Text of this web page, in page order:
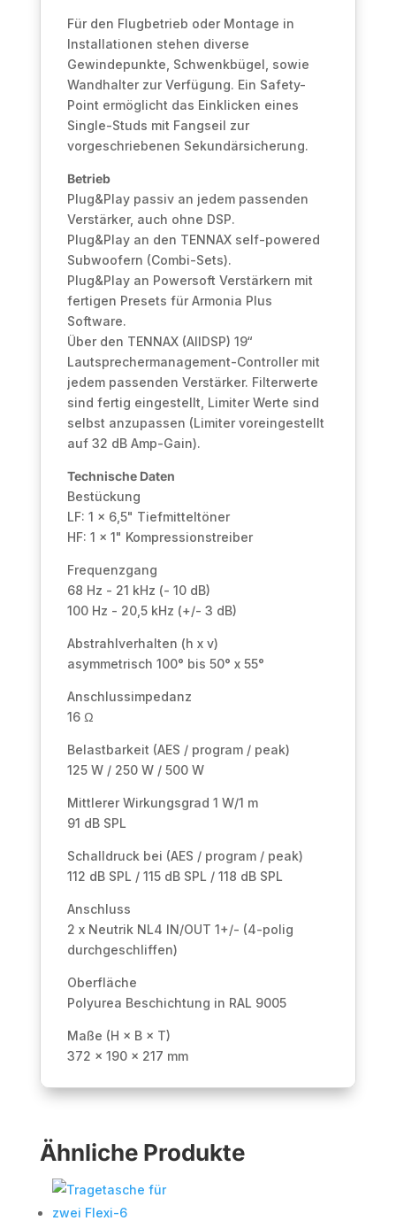
Für den Flugbetrieb oder Montage in
Installationen stehen diverse
Gewindepunkte, Schwenkbügel, sowie
Wandhalter zur Verfügung. Ein Safety-
Point ermöglicht das Einklicken eines
Single-Studs mit Fangseil zur
vorgeschriebenen Sekundärsicherung.
Betrieb
Plug&Play passiv an jedem passenden
Verstärker, auch ohne DSP.
Plug&Play an den TENNAX self-powered
Subwoofern (Combi-Sets).
Plug&Play an Powersoft Verstärkern mit
fertigen Presets für Armonia Plus
Software.
Über den TENNAX (AllDSP) 19“
Lautsprechermanagement-Controller mit
jedem passenden Verstärker. Filterwerte
sind fertig eingestellt, Limiter Werte sind
selbst anzupassen (Limiter voreingestellt
auf 32 dB Amp-Gain).
Technische Daten
Bestückung
LF: 1 x 6,5" Tiefmitteltöner
HF: 1 x 1" Kompressionstreiber
Frequenzgang
68 Hz - 21 kHz (- 10 dB)
100 Hz - 20,5 kHz (+/- 3 dB)
Abstrahlverhalten (h x v)
asymmetrisch 100° bis 50° x 55°
Anschlussimpedanz
16 Ω
Belastbarkeit (AES / program / peak)
125 W / 250 W / 500 W
Mittlerer Wirkungsgrad 1 W/1 m
91 dB SPL
Schalldruck bei (AES / program / peak)
112 dB SPL / 115 dB SPL / 118 dB SPL
Anschluss
2 x Neutrik NL4 IN/OUT 1+/- (4-polig
durchgeschliffen)
Oberfläche
Polyurea Beschichtung in RAL 9005
Maße (H × B × T)
372 × 190 × 217 mm
Ähnliche Produkte